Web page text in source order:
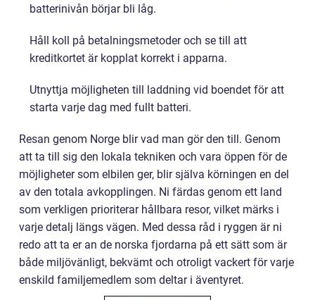
batterinivån börjar bli låg.
Håll koll på betalningsmetoder och se till att
kreditkortet är kopplat korrekt i apparna.
Utnyttja möjligheten till laddning vid boendet för att
starta varje dag med fullt batteri.
Resan genom Norge blir vad man gör den till. Genom
att ta till sig den lokala tekniken och vara öppen för de
möjligheter som elbilen ger, blir själva körningen en del
av den totala avkopplingen. Ni färdas genom ett land
som verkligen prioriterar hållbara resor, vilket märks i
varje detalj längs vägen. Med dessa råd i ryggen är ni
redo att ta er an de norska fjordarna på ett sätt som är
både miljövänligt, bekvämt och otroligt vackert för varje
enskild familjemedlem som deltar i äventyret.